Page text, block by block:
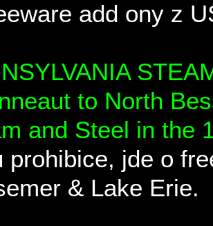
add ony z
to North
and Steel in the
prohibice, jde o
& Lake Erie.